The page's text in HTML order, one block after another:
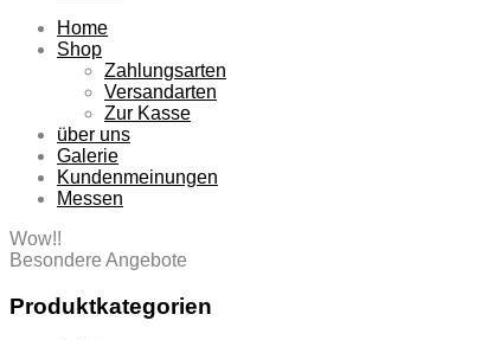
Home
Shop
Zahlungsarten
Versandarten
Zur Kasse
über uns
Galerie
Kundenmeinungen
Messen
Wow!!
Besondere Angebote
Produktkategorien